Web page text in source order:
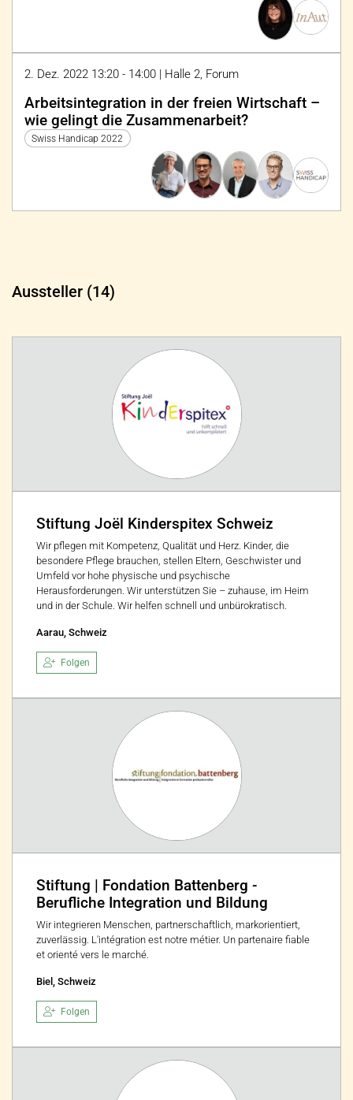
2. Dez. 2022 13:20 - 14:00 | Halle 2, Forum
Arbeitsintegration in der freien Wirtschaft –
wie gelingt die Zusammenarbeit?
Swiss Handicap 2022
Aussteller (14)
Stiftung Joël Kinderspitex Schweiz
Wir pflegen mit Kompetenz, Qualität und Herz. Kinder, die
besondere Pflege brauchen, stellen Eltern, Geschwister und
Umfeld vor hohe physische und psychische
Herausforderungen. Wir unterstützen Sie – zuhause, im Heim
und in der Schule. Wir helfen schnell und unbürokratisch.
Aarau, Schweiz
Folgen
Stiftung | Fondation Battenberg -
Berufliche Integration und Bildung
Wir integrieren Menschen, partnerschaftlich, markorientiert,
zuverlässig. L'intégration est notre métier. Un partenaire fiable
et orienté vers le marché.
Biel, Schweiz
Folgen